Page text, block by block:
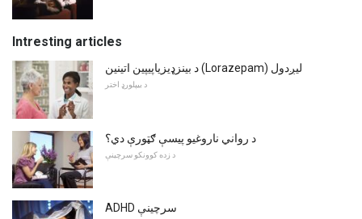
Intresting articles
د بینزډیزیاپیپین اتینین (Lorazepam) لیږدول
د بیپلورډ اختر
د رواني ناروغیو پیسې ګټورې دي؟
د زده کوونکو سرچینې
ADHD سرچینې